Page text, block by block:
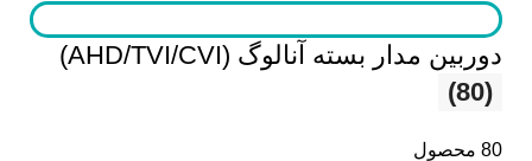
دوربین مدار بسته آنالوگ (AHD/TVI/CVI)
(80)
80 محصول